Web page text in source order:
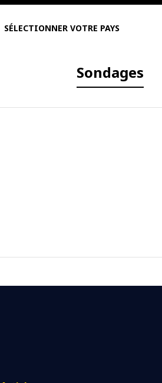
SÉLECTIONNER VOTRE PAYS
Sondages